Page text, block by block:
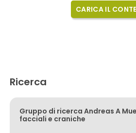
Ricerca
Gruppo di ricerca Andreas A
facciali e craniche